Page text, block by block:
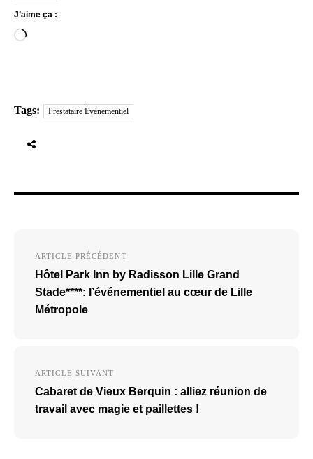
J’aime ça :
Chargement…
Tags: Prestataire Évènementiel
l’article
ARTICLE PRÉCÉDENT
Hôtel Park Inn by Radisson Lille Grand
Stade****: l’événementiel au cœur de Lille
Métropole
ARTICLE SUIVANT
Cabaret de Vieux Berquin : alliez réunion de
travail avec magie et paillettes !